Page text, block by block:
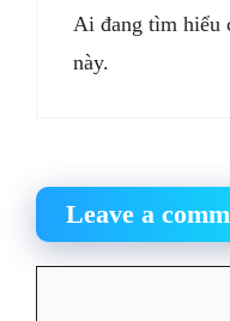
Ai đang tìm hiểu
này.
Leave a